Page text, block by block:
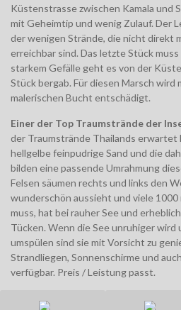
Küstenstrasse zwischen Kamala und
mit Geheimtip und wenig Zulauf. Der
der wenigen Strände, die nicht direkt
erreichbar sind. Das letzte Stück
starkem Gefälle geht es von der
Stück bergab. Für diesen Marsch wird
malerischen Bucht entschädigt.
Einer der Top Traumstrände der
der Traumstrände Thailands erwartet
hellgelbe feinpudrige Sand und die
bilden eine passende Umrahmung
Felsen säumen rechts und links den
wunderschön aussieht und viele
muss, hat bei rauher See und
Tücken. Wenn die See unruhiger wird
umspülen sind sie mit Vorsicht zu
Strandliegen, Sonnenschirme und
verfügbar. Preis / Leistung passt.